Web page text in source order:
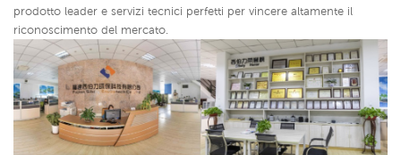
prodotto leader e servizi tecnici perfetti per vincere altamente il
riconoscimento del mercato.